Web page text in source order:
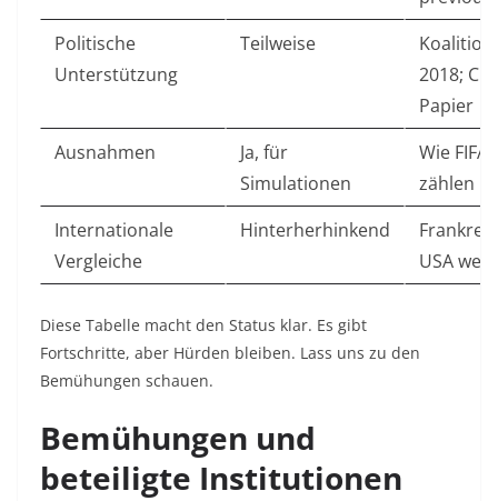
Politische
Unterstützung
Teilweise
2018;
Papier
Ausnahmen
Ja, für
Simulationen
Wie
zählen
Internationale
Vergleiche
Hinterherhinkend
USA
Diese Tabelle macht den Status klar. Es gibt
Fortschritte, aber Hürden bleiben. Lass uns zu den
Bemühungen schauen.
Bemühungen und
beteiligte Institutionen